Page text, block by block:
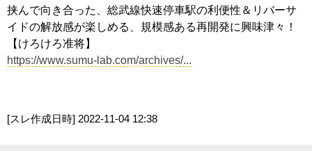
挟んで向き合った、総武線快速停車駅の利便性＆リバーサ
イドの解放感が楽しめる、規模感ある再開発に興味津々！
【けろけろ准将】
https://www.sumu-lab.com/archives/...
[スレ作成日時] 2022-11-04 12:38